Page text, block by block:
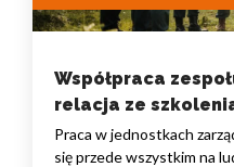
Współpraca
relacja ze
Praca w jednostkach
się przede wszystkim na